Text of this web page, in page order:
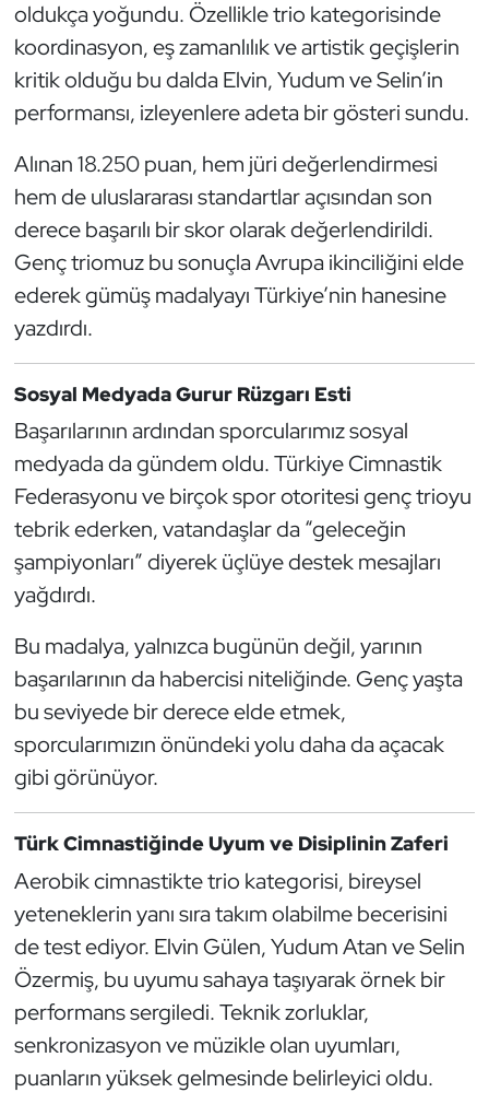
oldukça yoğundu. Özellikle trio kategorisinde
koordinasyon, eş zamanlılık ve artistik geçişlerin
kritik olduğu bu dalda Elvin, Yudum ve Selin’in
performansı, izleyenlere adeta bir gösteri sundu.
Alınan 18.250 puan, hem jüri değerlendirmesi
hem de uluslararası standartlar açısından son
derece başarılı bir skor olarak değerlendirildi.
Genç triomuz bu sonuçla Avrupa ikinciliğini elde
ederek gümüş madalyayı Türkiye’nin hanesine
yazdırdı.
Sosyal Medyada Gurur Rüzgarı Esti
Başarılarının ardından sporcularımız sosyal
medyada da gündem oldu. Türkiye Cimnastik
Federasyonu ve birçok spor otoritesi genç trioyu
tebrik ederken, vatandaşlar da “geleceğin
şampiyonları” diyerek üçlüye destek mesajları
yağdırdı.
Bu madalya, yalnızca bugünün değil, yarının
başarılarının da habercisi niteliğinde. Genç yaşta
bu seviyede bir derece elde etmek,
sporcularımızın önündeki yolu daha da açacak
gibi görünüyor.
Türk Cimnastiğinde Uyum ve Disiplinin Zaferi
Aerobik cimnastikte trio kategorisi, bireysel
yeteneklerin yanı sıra takım olabilme becerisini
de test ediyor. Elvin Gülen, Yudum Atan ve Selin
Özermiş, bu uyumu sahaya taşıyarak örnek bir
performans sergiledi. Teknik zorluklar,
senkronizasyon ve müzikle olan uyumları,
puanların yüksek gelmesinde belirleyici oldu.
Karate
Kayak
Kempo
Kick Boks
Kürek
Masa Tenisi
Motor Sporları
Muay Thai
Optimist
Oryantiring
Özel Sporcular
Paralimpik
Satranç
Su Topu
Sualtı Sporları
Tekvando